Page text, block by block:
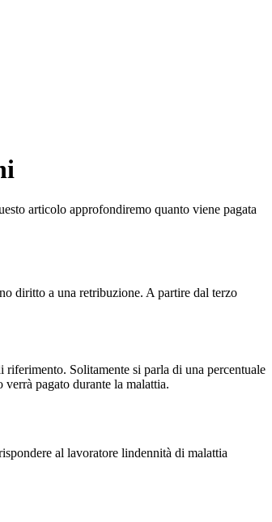
articolo approfondiremo quanto viene pagata
diritto a una retribuzione. A partire dal terzo
Solitamente si parla di una percentuale
pagato durante la malattia.
al lavoratore lindennità di malattia